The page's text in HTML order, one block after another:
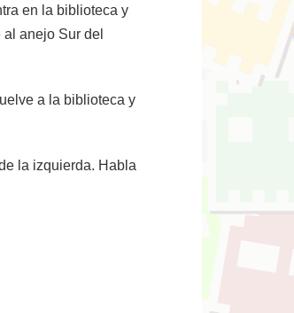
en la biblioteca y
anejo Sur del
a la biblioteca y
la izquierda. Habla